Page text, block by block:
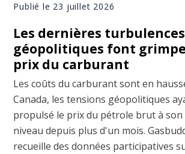
Publié le 23 juillet 2026
Les dernières turbulences
géopolitiques font
prix du carburant
Les coûts du carburant sont en
Canada, les tensions géopolitiques
propulsé le prix du pétrole brut à
niveau depuis plus d'un mois.
recueille des données participatives